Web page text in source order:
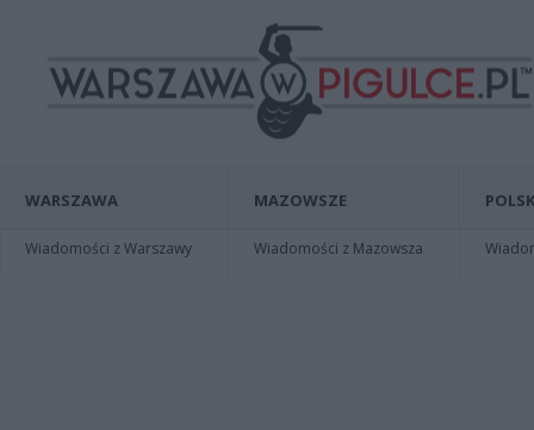
WARSZAWA
Wiadomości z Warszawy
MAZOWSZE
Wiadomości z Mazowsza